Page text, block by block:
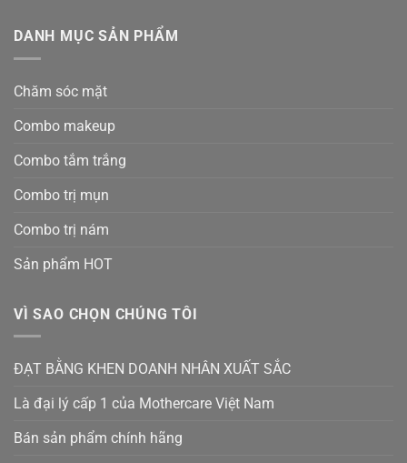
DANH MỤC SẢN PHẨM
Chăm sóc mặt
Combo makeup
Combo tắm trắng
Combo trị mụn
Combo trị nám
Sản phẩm HOT
VÌ SAO CHỌN CHÚNG TÔI
ĐẠT BẰNG KHEN DOANH NHÂN XUẤT SẮC
Là đại lý cấp 1 của Mothercare Việt Nam
Bán sản phẩm chính hãng